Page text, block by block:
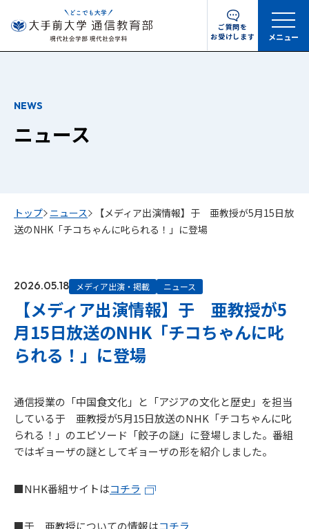
ご質問を
お受けします
メニュー
NEWS
ニュース
トップ ニュース
【メディア出演情報】于 亜教授が5月15日放
送のNHK「チコちゃんに叱られる！」に登場
2026.05.18 メディア出演・掲載 ニュース
【メディア出演情報】于 亜教授が5
月15日放送のNHK「チコちゃんに叱
られる！」に登場
通信授業の「中国食文化」と「アジアの文化と歴史」を担当
している于 亜教授が5月15日放送のNHK「チコちゃんに叱
られる！」のエピソード「餃子の謎」に登場しました。番組
ではギョーザの謎としてギョーザの形を紹介しました。
■NHK番組サイトはコチラ
■于 亜教授についての情報はコチラ